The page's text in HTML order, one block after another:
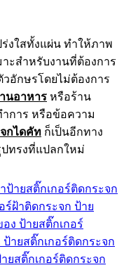
งใสทั้งแผ่น ทำให้ภาพ
ะสำหรับงานที่ต้องการ
อักษรโดยไม่ต้องการ
นอาหาร หรือร้าน
ำการ หรือข้อความ
กไดคัท ก็เป็นอีกทาง
ปทรงที่แปลกใหม่
ป้ายสติ๊กเกอร์ติดกระจก
ร์ฝ้าติดกระจก ป้าย
ง ป้ายสติ๊กเกอร์
ป้ายสติ๊กเกอร์ติดกระจก
ยสติ๊กเกอร์ติดกระจก